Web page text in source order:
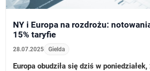
NY i Europa na rozdrożu:
15% taryfie
28.07.2025 Gielda
Europa obudziła się dziś w